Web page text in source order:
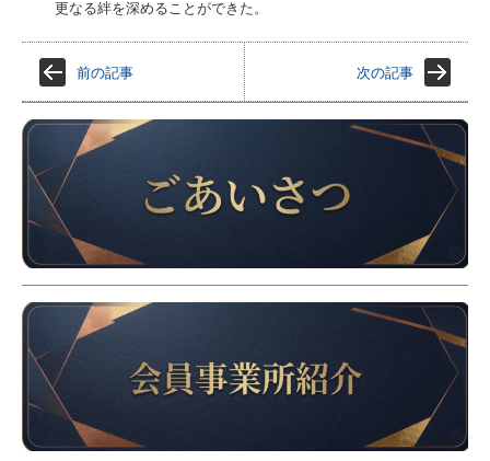
更なる絆を深めることができた。
前の記事 次の記事